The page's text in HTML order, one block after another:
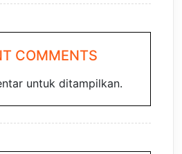
COMMENTS
untuk ditampilkan.